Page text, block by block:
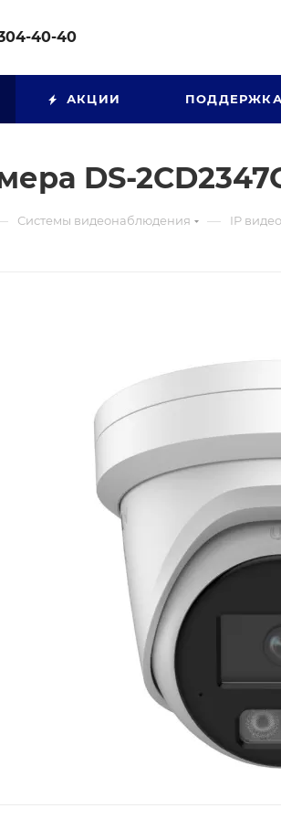
40-40
АКЦИИ ПОДДЕРЖКА
DS-
Системы видеонаблюдения — IP